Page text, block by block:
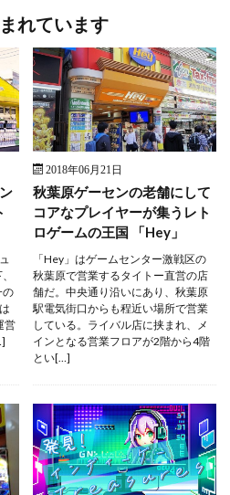
れています
の
営
2018年06月21日
秋葉原ゲーセンの老舗にして
コアなプレイヤーが集うレト
ロゲームの王国 「Hey」
「Hey」はゲームセンター激戦区の
秋葉原で営業するタイトー直営の店
舗だ。中央通り沿いにあり、秋葉原
駅電気街口からも程近い場所で営業
している。ライバル店に挟まれ、メ
インとなる営業フロアが2階から4階
とい[…]